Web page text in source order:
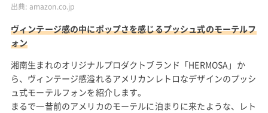
出典: amazon.co.jp
ヴィンテージ感の中にポップさを感じるプッシュ式のモーテルフ
ォン
湘南生まれのオリジナルプロダクトブランド「HERMOSA」か
ら、ヴィンテージ感溢れるアメリカンレトロなデザインのプッシ
ュ式モーテルフォンを紹介します。
まるで一昔前のアメリカのモーテルに泊まりに来たような、レト